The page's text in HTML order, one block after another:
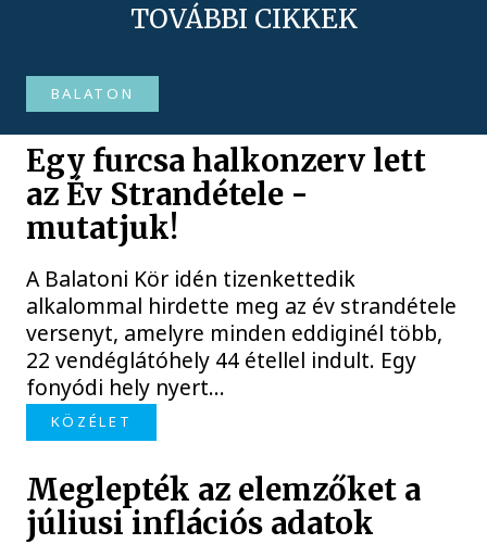
TOVÁBBI CIKKEK
BALATON
Egy furcsa halkonzerv lett
az Év Strandétele -
mutatjuk!
A Balatoni Kör idén tizenkettedik
alkalommal hirdette meg az év strandétele
versenyt, amelyre minden eddiginél több,
22 vendéglátóhely 44 étellel indult. Egy
fonyódi hely nyert...
KÖZÉLET
Meglepték az elemzőket a
júliusi inflációs adatok